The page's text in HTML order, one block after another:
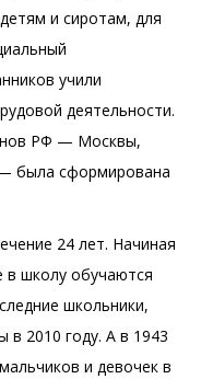
и сиротам, для
учили
деятельности.
РФ — Москвы,
была сформирована
24 лет. Начиная
в школу обучаются
школьники,
2010 году. А в 1943
и девочек в